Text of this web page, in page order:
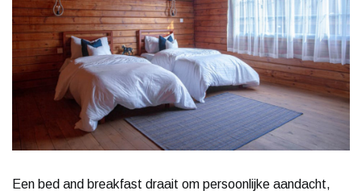
Een bed and breakfast draait om persoonlijke aandacht,